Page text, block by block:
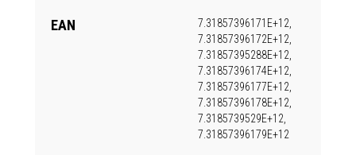
EAN
7.31857396171E+12,
7.31857396172E+12,
7.31857395288E+12,
7.31857396174E+12,
7.31857396177E+12,
7.31857396178E+12,
7.3185739529E+12,
7.31857396179E+12